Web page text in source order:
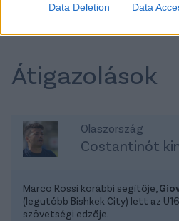
Data Deletion Data
Átigazolások
Olaszország
Costantinót
Marco Rossi korábbi segítője,
(legutóbb Bishkek City) lett az
szövetségi edzője.